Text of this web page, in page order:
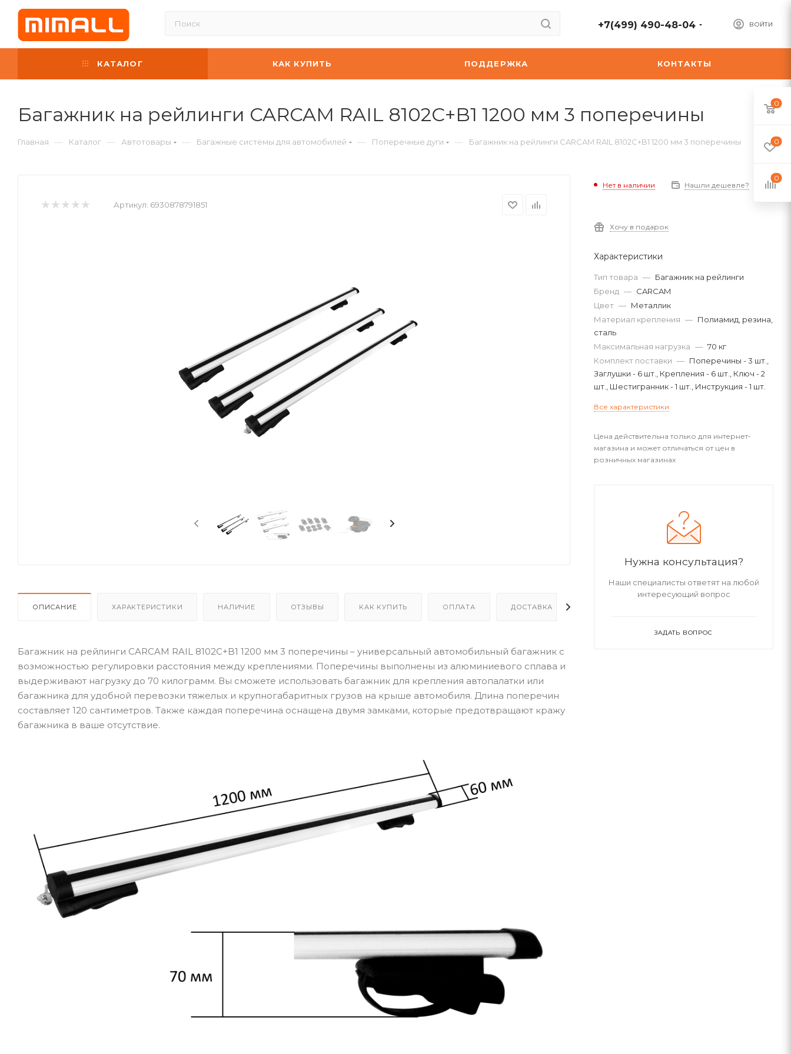
ВОЙТИ
+7(499) 490-48-04
КАТАЛОГ КАК КУПИТЬ ПОДДЕРЖКА КОНТАКТЫ
Багажник на рейлинги CARCAM RAIL 8102C+B1 1200 мм 3 поперечины
Главная — Каталог — Автотовары — Багажные системы для автомобилей — Поперечные дуги — Багажник на рейлинги CARCAM RAIL 8102C+B1 1200 мм 3 поперечины
Артикул: 6930878791851
ОПИСАНИЕ ХАРАКТЕРИСТИКИ НАЛИЧИЕ ОТЗЫВЫ КАК КУПИТЬ ОПЛАТА ДОСТАВКА
Багажник на рейлинги CARCAM RAIL 8102C+B1 1200 мм 3 поперечины – универсальный автомобильный багажник с
возможностью регулировки расстояния между креплениями. Поперечины выполнены из алюминиевого сплава и
выдерживают нагрузку до 70 килограмм. Вы сможете использовать багажник для крепления автопалатки или
багажника для удобной перевозки тяжелых и крупногабаритных грузов на крыше автомобиля. Длина поперечин
составляет 120 сантиметров. Также каждая поперечина оснащена двумя замками, которые предотвращают кражу
багажника в ваше отсутствие.
Нет в наличии Нашли дешевле?
Хочу в подарок
Характеристики
Тип товара — Багажник на рейлинги
Бренд — CARCAM
Цвет — Металлик
Материал крепления — Полиамид, резина,
сталь
Максимальная нагрузка — 70 кг
Комплект поставки — Поперечины - 3 шт.,
Заглушки - 6 шт., Крепления - 6 шт., Ключ - 2
шт., Шестигранник - 1 шт., Инструкция - 1 шт.
Все характеристики
Цена действительна только для интернет-
магазина и может отличаться от цен в
розничных магазинах
Нужна консультация?
Наши специалисты ответят на любой
интересующий вопрос
ЗАДАТЬ ВОПРОС
0
0
0